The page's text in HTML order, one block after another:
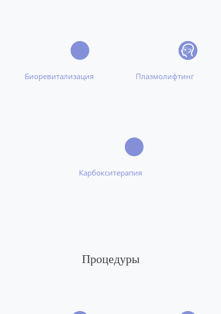
Биоревитализация Плазмолифтинг
Карбокситерапия
Процедуры